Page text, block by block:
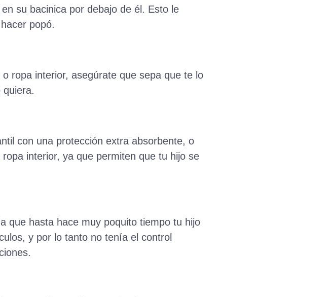
su bacinica por debajo de él. Esto le
popó.
ropa interior, asegúrate que sepa que te lo
quiera.
con una protección extra absorbente, o
interior, ya que permiten que tu hijo se
que hasta hace muy poquito tiempo tu hijo
y por lo tanto no tenía el control